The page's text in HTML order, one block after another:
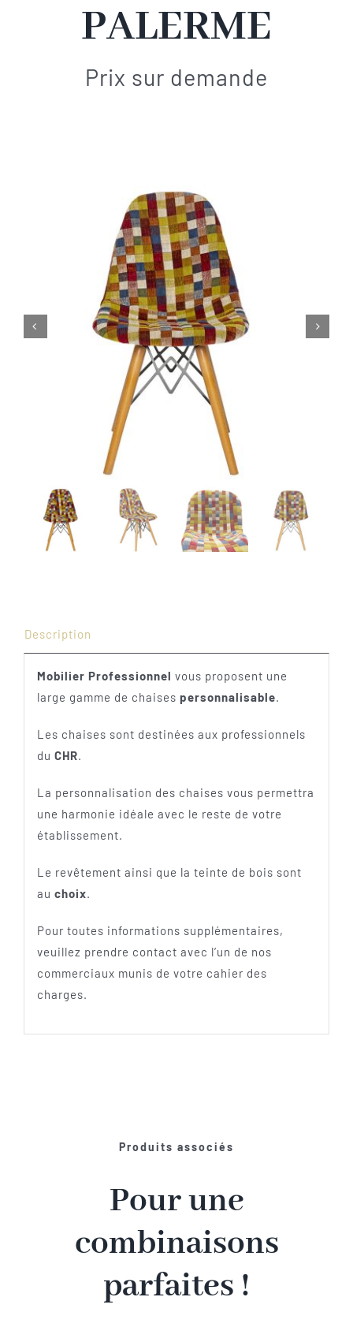
PALERME
Prix sur demande
 
Description
Mobilier Professionnel vous proposent une
large gamme de chaises personnalisable.
Les chaises sont destinées aux professionnels
du CHR.
La personnalisation des chaises vous permettra
une harmonie idéale avec le reste de votre
établissement.
Le revêtement ainsi que la teinte de bois sont
au choix.
Pour toutes informations supplémentaires,
veuillez prendre contact avec l’un de nos
commerciaux munis de votre cahier des
charges.
Produits associés
Pour une
combinaisons
parfaites !